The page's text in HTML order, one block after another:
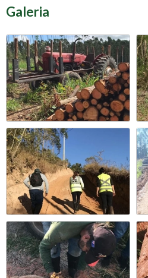
Galeria